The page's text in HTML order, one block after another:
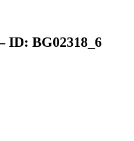
ID: BG02318_6